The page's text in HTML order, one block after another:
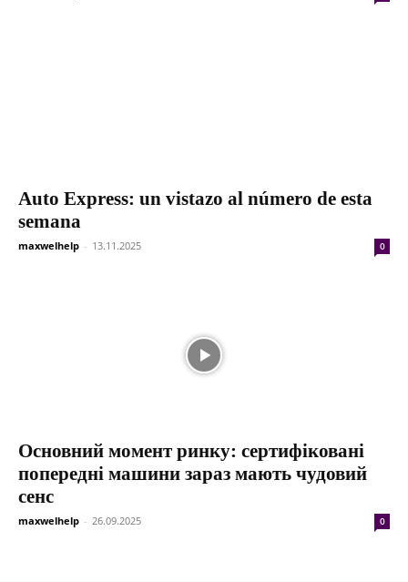
Auto Express: un vistazo al número de esta
semana
maxwelhelp - 13.11.2025 0
Основний момент ринку: сертифіковані
попередні машини зараз мають чудовий
сенс
maxwelhelp - 26.09.2025 0